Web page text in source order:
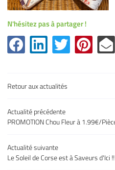
& légumes
fine
N'hésitez pas à partager !
Retour aux actualités
Actualité précédente
PROMOTION Chou Fleur à 1.99€/
Actualité suivante
Le Soleil de Corse est à Saveurs d'Ici !!